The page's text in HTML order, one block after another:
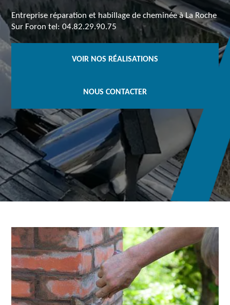
Entreprise réparation et habillage de cheminée à La Roche
Sur Foron tel: 04.82.29.90.75
VOIR NOS RÉALISATIONS
NOUS CONTACTER